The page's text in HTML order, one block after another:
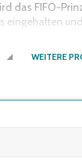
das FIFO-
eingehalten
Falls
WEITERE